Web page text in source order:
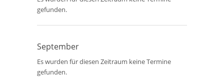
gefunden.
September
Es wurden für diesen Zeitraum keine Termine
gefunden.